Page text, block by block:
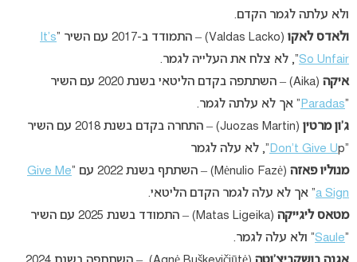
ולא עלתה לגמר הקדם.
ולאדס לאקו (Valdas Lacko) – התמודד ב-2017 עם השיר “
It’s
So Unfair“, לא צלח את העלייה לגמר.
איקה
(Aika) – השתתפה בקדם הליטאי בשנת 2020 עם השיר
“
Paradas ” אך לא עלתה לגמר.
ג’ון מרטין
(Juozas Martin) – התחרה בקדם בשנת 2018 עם השיר
“
Don’t Give Up”, לא עלה לגמר
מנוליו פאזה (Mėnulio Fazė) – השתתף בשנת 2022 עם “
Give Me
a Sign” אך לא עלה לגמר הקדם הליטאי.
מטאס ליגייקה
(Matas Ligeika) – התמודד בשנת 2025 עם השיר
“
Saule” ולא עלה לגמר.